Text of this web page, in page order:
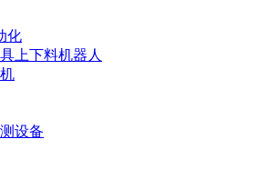
化
上下料机器人
设备